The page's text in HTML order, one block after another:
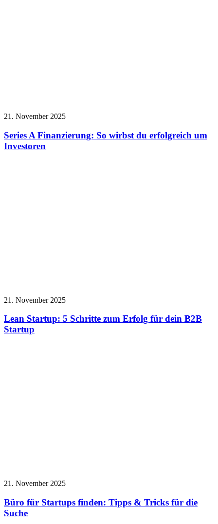
21. November 2025
Series A Finanzierung: So wirbst du erfolgreich um
Investoren
21. November 2025
Lean Startup: 5 Schritte zum Erfolg für dein B2B
Startup
21. November 2025
Büro für Startups finden: Tipps & Tricks für die
Suche